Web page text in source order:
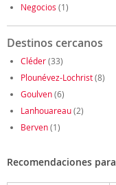
Negocios (1)
Destinos cercanos
Cléder(33)
Plounévez-Lochrist(8)
Goulven(6)
Lanhouareau(2)
Berven(1)
Recomendaciones